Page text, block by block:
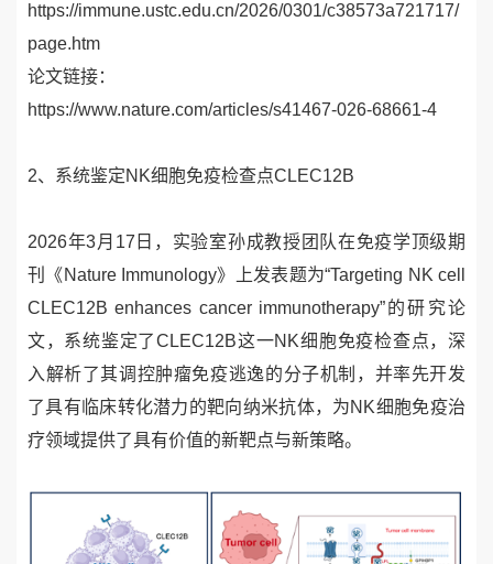
https://immune.ustc.edu.cn/2026/0301/c38573a721717/
page.htm
论文链接：
https://www.nature.com/articles/s41467-026-68661-4
2、 系统鉴定NK细胞免疫检查点CLEC12B
2026年3月 17 日， 实验室孙成教授团队在免疫学顶级期
刊《 Nature Immunology》上发表题为“Targeting NK cell
CLEC12B enhances cancer immunotherapy”的研究论
文，系统鉴定了CLEC12B这一NK细胞免疫检查点，深
入解析了其调控肿瘤免疫逃逸的分子机制，并率先开发
了具有临床转化潜力的靶向纳米抗体，为NK细胞免疫治
疗领域提供了具有价值的新靶点与新策略。